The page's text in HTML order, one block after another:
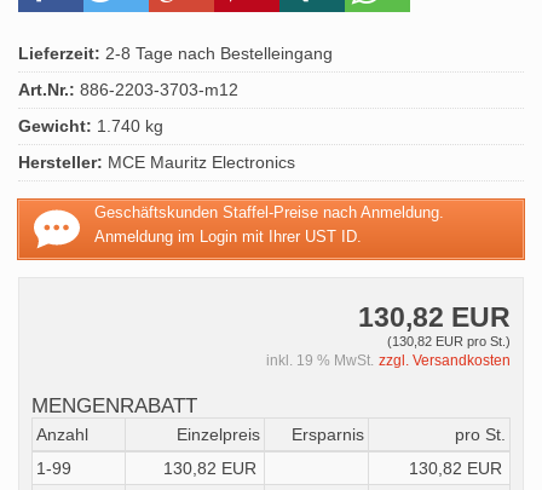
Lieferzeit: 2-8 Tage nach Bestelleingang
Art.Nr.: 886-2203-3703-m12
Gewicht: 1.740 kg
Hersteller: MCE Mauritz Electronics
Geschäftskunden Staffel-Preise nach Anmeldung.
Anmeldung im Login mit Ihrer UST ID.
130,82 EUR
(130,82 EUR pro St.)
inkl. 19 % MwSt. zzgl. Versandkosten
MENGENRABATT
Anzahl Einzelpreis Ersparnis
pro St.
1-99
130,82 EUR
130,82 EUR